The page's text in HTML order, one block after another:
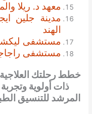
معهد د. ريلا
مدينة جلين
الهند
مستشفى
مستشفى
خطط رحلتك
ذات أولوية
المرشد للتنسيق